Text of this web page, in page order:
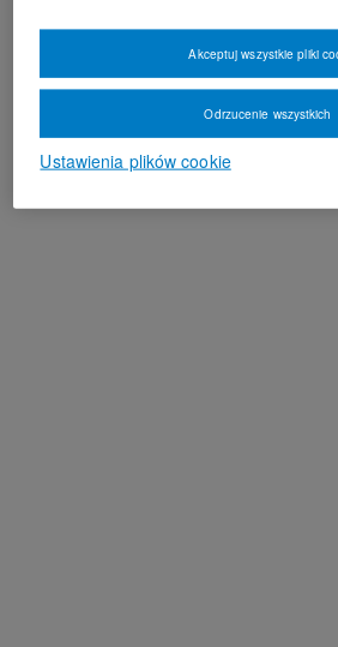
Ustawienia plików cookie
Odrzucenie wszystkich
Akceptuj wszystkie pliki